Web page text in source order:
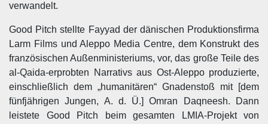
verwandelt.
Good Pitch stellte Fayyad der dänischen Produktionsfirma
Larm Films und Aleppo Media Centre, dem Konstrukt des
französischen Außenministeriums, vor, das große Teile des
al-Qaida-erprobten Narrativs aus Ost-Aleppo produzierte,
einschließlich dem „humanitären“ Gnadenstoß mit [dem
fünfjährigen Jungen, A. d. Ü.] Omran Daqneesh. Dann
leistete Good Pitch beim gesamten LMIA-Projekt von